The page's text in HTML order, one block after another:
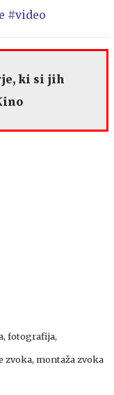
#video
ki si jih
fotografija,
zvoka, montaža zvoka